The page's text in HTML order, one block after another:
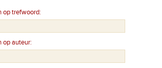
op trefwoord:
op auteur: